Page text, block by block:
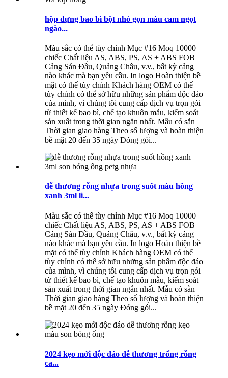
hộp đựng bao bì bột nhỏ gọn màu cam ngọt
ngào...
Màu sắc có thể tùy chỉnh Mục #16 Moq 10000
chiếc Chất liệu AS, ABS, PS, AS + ABS FOB
Cảng Sán Đầu, Quảng Châu, v.v., bất kỳ cảng
nào khác mà bạn yêu cầu. In logo Hoàn thiện bề
mặt có thể tùy chỉnh Khách hàng OEM có thể
tùy chỉnh có thể sở hữu những sản phẩm độc đáo
của mình, vì chúng tôi cung cấp dịch vụ trọn gói
từ thiết kế bao bì, chế tạo khuôn mẫu, kiểm soát
sản xuất trong thời gian ngắn nhất. Mẫu có sẵn
Thời gian giao hàng Theo số lượng và hoàn thiện
bề mặt 20 đến 35 ngày Đóng gói...
dễ thương rỗng nhựa trong suốt màu hồng
xanh 3ml li...
Màu sắc có thể tùy chỉnh Mục #16 Moq 10000
chiếc Chất liệu AS, ABS, PS, AS + ABS FOB
Cảng Sán Đầu, Quảng Châu, v.v., bất kỳ cảng
nào khác mà bạn yêu cầu. In logo Hoàn thiện bề
mặt có thể tùy chỉnh Khách hàng OEM có thể
tùy chỉnh có thể sở hữu những sản phẩm độc đáo
của mình, vì chúng tôi cung cấp dịch vụ trọn gói
từ thiết kế bao bì, chế tạo khuôn mẫu, kiểm soát
sản xuất trong thời gian ngắn nhất. Mẫu có sẵn
Thời gian giao hàng Theo số lượng và hoàn thiện
bề mặt 20 đến 35 ngày Đóng gói...
2024 kẹo mới độc đáo dễ thương trống rỗng
ca...